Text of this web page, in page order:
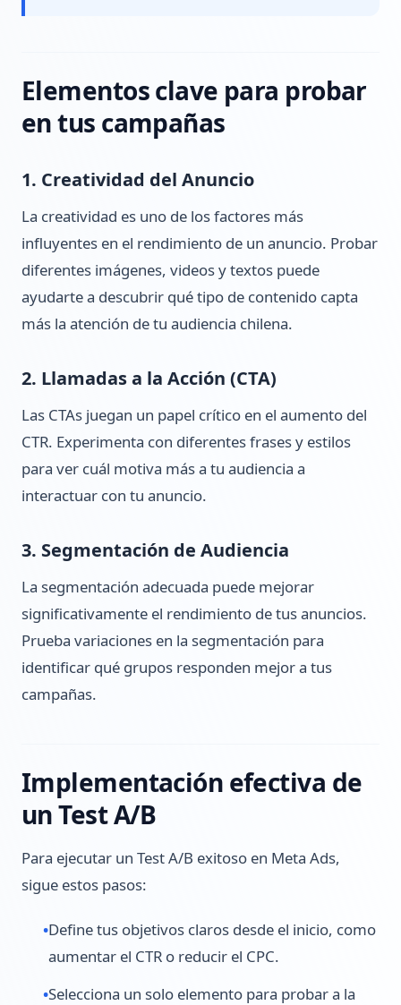
Elementos clave para probar
en tus campañas
1. Creatividad del Anuncio
La creatividad es uno de los factores más
influyentes en el rendimiento de un anuncio. Probar
diferentes imágenes, videos y textos puede
ayudarte a descubrir qué tipo de contenido capta
más la atención de tu audiencia chilena.
2. Llamadas a la Acción (CTA)
Las CTAs juegan un papel crítico en el aumento del
CTR. Experimenta con diferentes frases y estilos
para ver cuál motiva más a tu audiencia a
interactuar con tu anuncio.
3. Segmentación de Audiencia
La segmentación adecuada puede mejorar
significativamente el rendimiento de tus anuncios.
Prueba variaciones en la segmentación para
identificar qué grupos responden mejor a tus
campañas.
Implementación efectiva de
un Test A/B
Para ejecutar un Test A/B exitoso en Meta Ads,
sigue estos pasos:
•Define tus objetivos claros desde el inicio, como
aumentar el CTR o reducir el CPC.
•Selecciona un solo elemento para probar a la